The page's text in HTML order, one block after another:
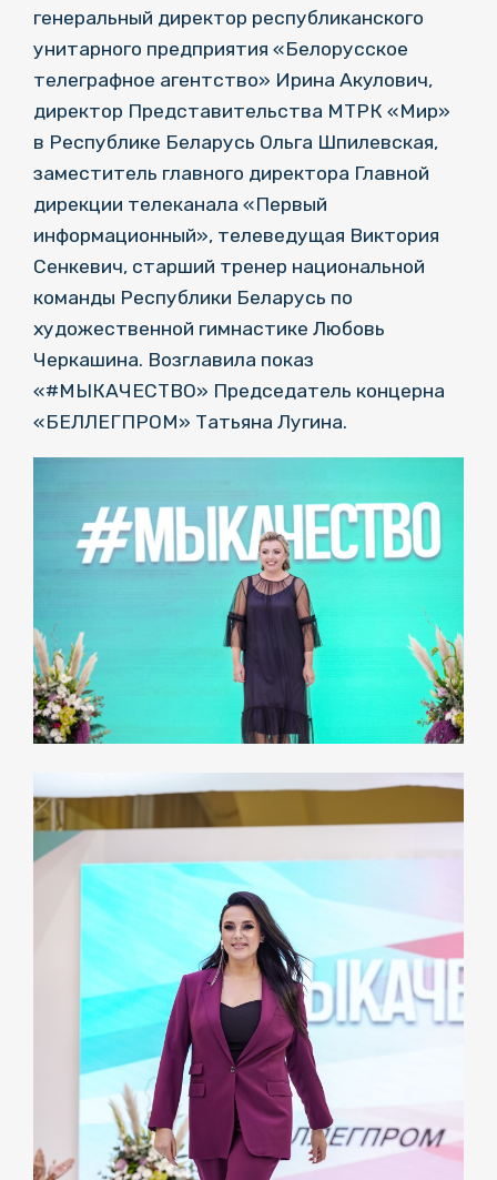
генеральный директор республиканского
унитарного предприятия «Белорусское
телеграфное агентство» Ирина Акулович,
директор Представительства МТРК «Мир»
в Республике Беларусь Ольга Шпилевская,
заместитель главного директора Главной
дирекции телеканала «Первый
информационный», телеведущая Виктория
Сенкевич, старший тренер национальной
команды Республики Беларусь по
художественной гимнастике Любовь
Черкашина. Возглавила показ
«#МЫКАЧЕСТВО» Председатель концерна
«БЕЛЛЕГПРОМ» Татьяна Лугина.